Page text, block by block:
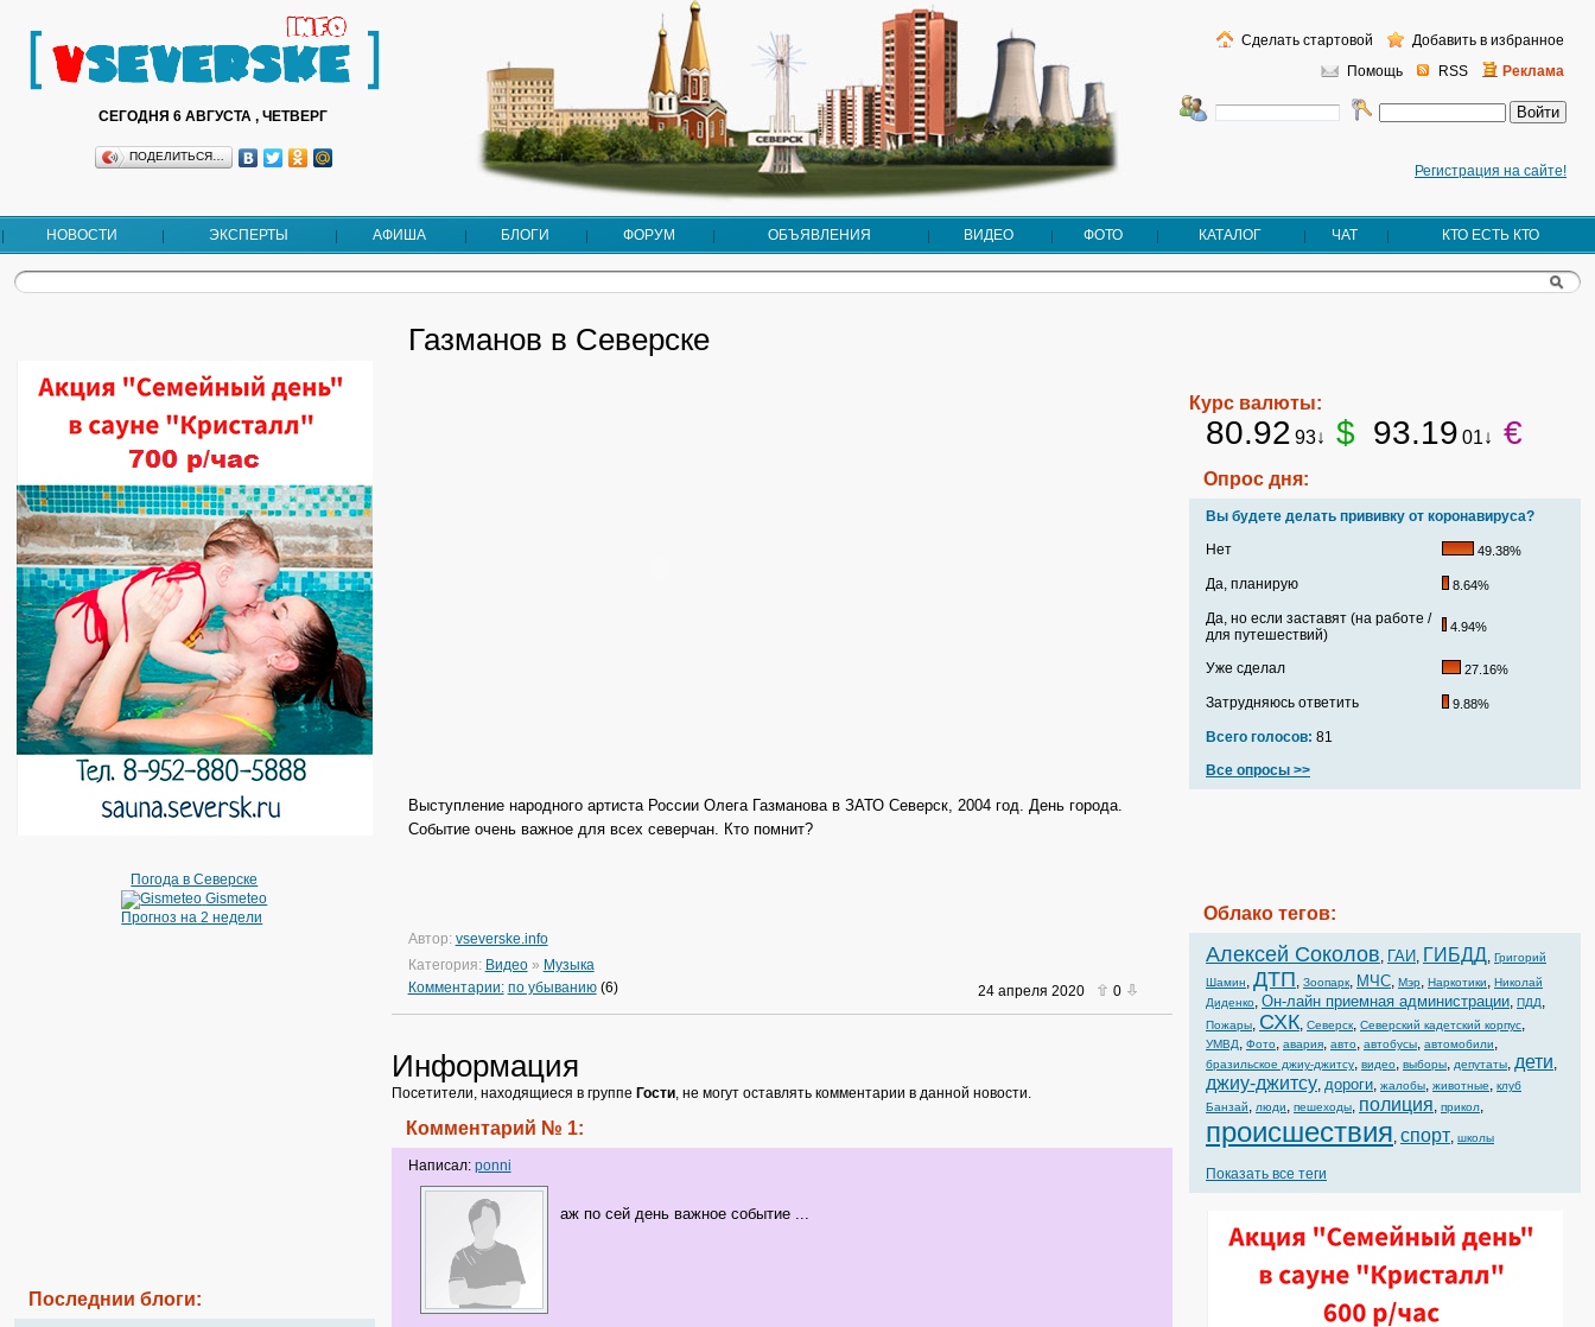
СЕГОДНЯ 6 АВГУСТА , ЧЕТВЕРГ
ПОДЕЛИТЬСЯ…
Регистрация на сайте!
Помощь RSS Реклама
Сделать стартовой Добавить в избранное
НОВОСТИ ЭКСПЕРТЫ АФИША БЛОГИ ФОРУМ ОБЪЯВЛЕНИЯ ВИДЕО ФОТО КАТАЛОГ ЧАТ КТО ЕСТЬ КТО
Погода в Северске
Gismeteo
Прогноз на 2 недели
Последнии блоги:
Газманов в Северске
Выступление народного артиста России Олега Газманова в ЗАТО Северск, 2004 год. День города.
Событие очень важное для всех северчан. Кто помнит?
Автор: vseverske.info
Категория: Видео» Музыка
Комментарии: по убыванию(6) 24 апреля 2020 0
Информация
Посетители, находящиеся в группе Гости, не могут оставлять комментарии в данной новости.
Комментарий № 1:
Написал: ponni
аж по сей день важное событие ...
Курс валюты:
80.92 93↓ $ 93.19 01↓ €
Опрос дня:
Вы будете делать прививку от коронавируса?
Нет
49.38%
Да, планирую 8.64%
Да, но если заставят (на работе /
для путешествий)
4.94%
Уже сделал 27.16%
Затрудняюсь ответить 9.88%
Всего голосов: 81
Все опросы >>
Облако тегов:
Алексей Соколов, ГАИ, ГИБДД, Григорий
Шамин, ДТП, Зоопарк, МЧС, Мэр, Наркотики, Николай
Диденко, Он-лайн приемная администрации, ПДД,
Пожары, СХК, Северск, Северский кадетский корпус,
УМВД, Фото, авария, авто, автобусы, автомобили,
бразильское джиу-джитсу, видео, выборы, депутаты, дети,
джиу-джитсу, дороги, жалобы, животные, клуб
Банзай, люди, пешеходы, полиция, прикол,
происшествия, спорт, школы
Показать все теги